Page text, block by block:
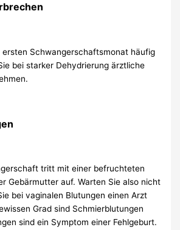
ersten Schwangerschaftsmonat häufig
bei starker Dehydrierung ärztliche
tritt mit einer befruchteten
Gebärmutter auf. Warten Sie also nicht
bei vaginalen Blutungen einen Arzt
Grad sind Schmierblutungen
sind ein Symptom einer Fehlgeburt.